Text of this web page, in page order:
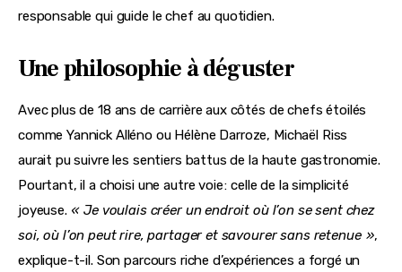
responsable qui guide le chef au quotidien.
Une philosophie à déguster
Avec plus de 18 ans de carrière aux côtés de chefs étoilés
comme Yannick Alléno ou Hélène Darroze, Michaël Riss
aurait pu suivre les sentiers battus de la haute gastronomie.
Pourtant, il a choisi une autre voie : celle de la simplicité
joyeuse. «  Je voulais créer un endroit où l’on se sent chez
soi, où l’on peut rire, partager et savourer sans retenue  »,
explique-t-il. Son parcours riche d’expériences a forgé un